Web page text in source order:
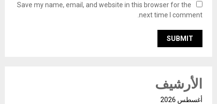
Save my name, email, and website in this browser for the
next time I comment.
الأرشيف
أغسطس 2026